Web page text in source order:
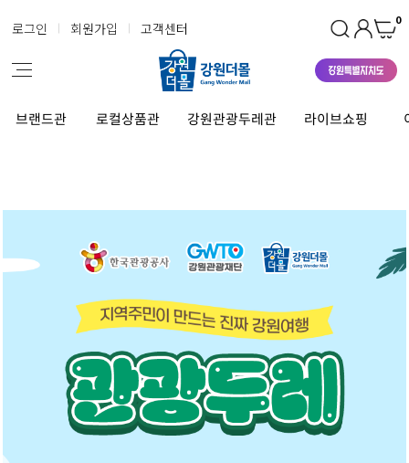
로그인 회원가입 고객센터 0
브랜드관 로컬상품관 강원관광두레관 라이브쇼핑